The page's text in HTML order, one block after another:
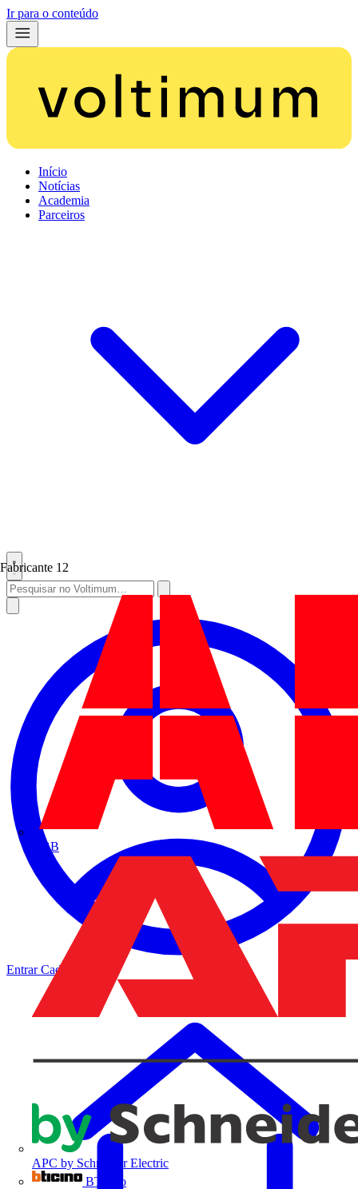
Ir para o conteúdo
Início
Notícias
Academia
Parceiros
Fabricante 12
ABB
APC by Schneider Electric
BTicino
EntrarCadastrar